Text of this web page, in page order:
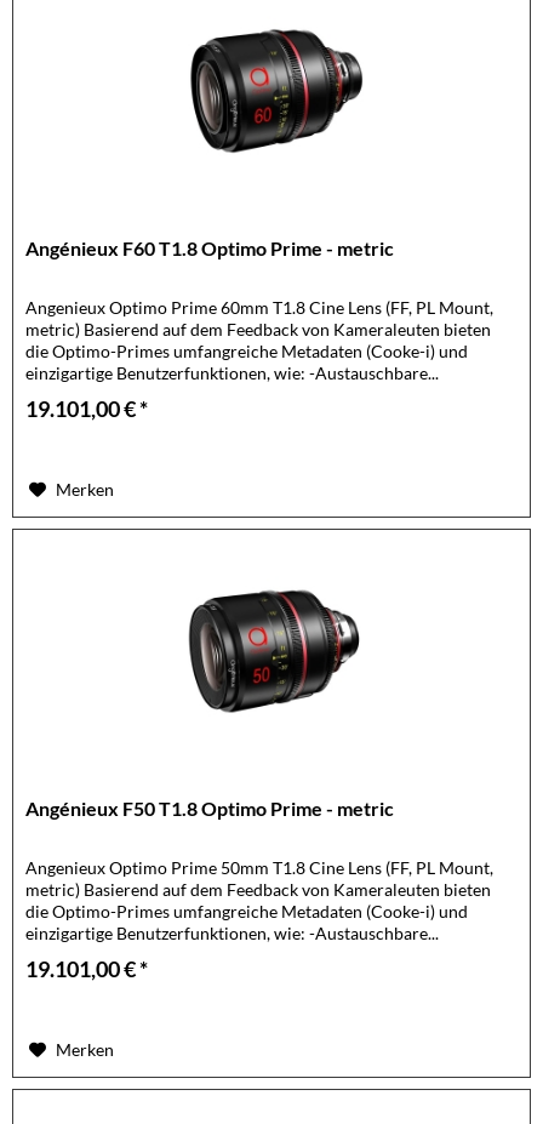
Angénieux F60 T1.8 Optimo Prime - metric
Angenieux Optimo Prime 60mm T1.8 Cine Lens (FF, PL Mount,
metric) Basierend auf dem Feedback von Kameraleuten bieten
die Optimo-Primes umfangreiche Metadaten (Cooke-i) und
einzigartige Benutzerfunktionen, wie: -Austauschbare...
19.101,00 € *
Merken
Angénieux F50 T1.8 Optimo Prime - metric
Angenieux Optimo Prime 50mm T1.8 Cine Lens (FF, PL Mount,
metric) Basierend auf dem Feedback von Kameraleuten bieten
die Optimo-Primes umfangreiche Metadaten (Cooke-i) und
einzigartige Benutzerfunktionen, wie: -Austauschbare...
19.101,00 € *
Merken